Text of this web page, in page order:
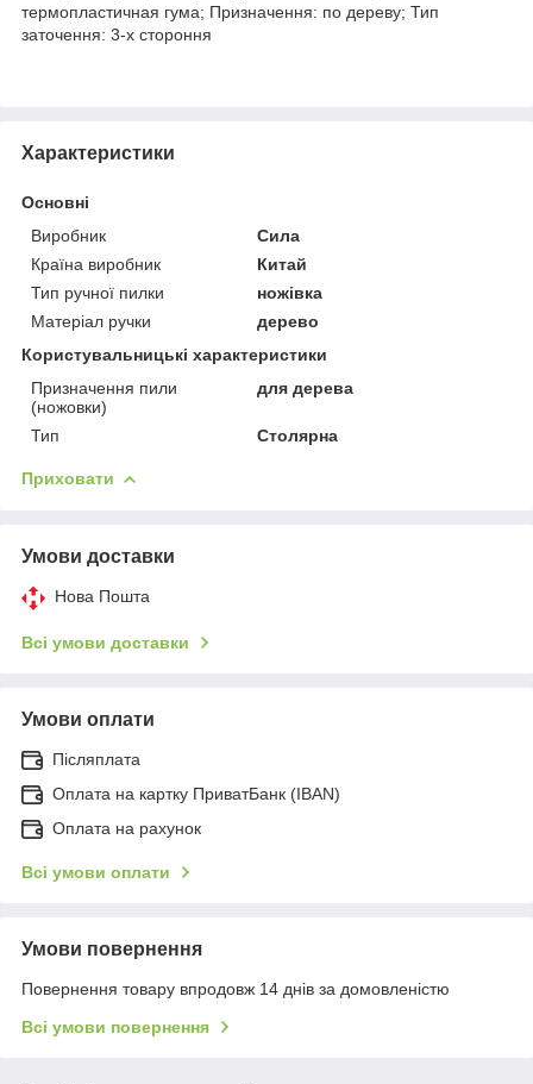
термопластичная гума; Призначення: по дереву; Тип
заточення: 3-х стороння
Характеристики
Основні
Виробник
Сила
Країна виробник
Китай
Тип ручної пилки
ножівка
Матеріал ручки
дерево
Користувальницькі характеристики
Призначення пили
(ножовки)
для дерева
Тип Столярна
Приховати
Умови доставки
Нова Пошта
Всі умови доставки
Умови оплати
Післяплата
Оплата на картку ПриватБанк (IBAN)
Оплата на рахунок
Всі умови оплати
Умови повернення
Повернення товару впродовж 14 днів за домовленістю
Всі умови повернення